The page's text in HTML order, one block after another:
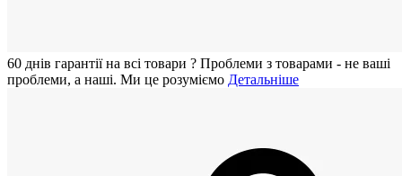
60 днiв гарантії на всi товари ? Проблеми з товарами - не ваші
проблеми, а наші. Ми це розуміємо Детальніше